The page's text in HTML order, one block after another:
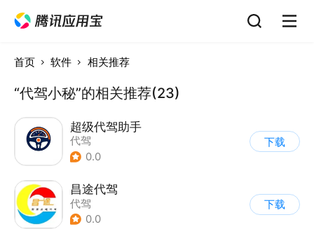
首页 软件 相关推荐
“代驾小秘”的相关推荐(23)
超级代驾助手
代驾
0.0
下载
昌途代驾
代驾
0.0
下载